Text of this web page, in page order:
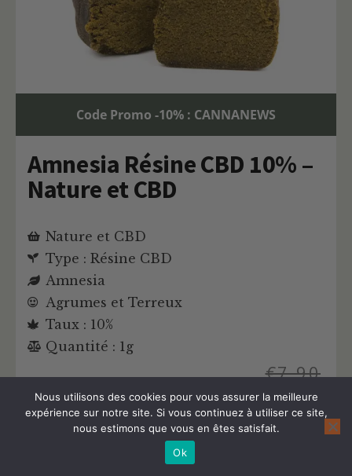
Code Promo -10% : CANNANEWS
Amnesia Résine CBD 10% –
Nature et CBD
Nature et CBD
Type : Résine CBD
Amnesia
Agrumes et Terreux
Taux : 10%
Quantité : 1g
€7,90
€7,11
Acheter ce Hash
Nous utilisons des cookies pour vous assurer la meilleure
expérience sur notre site. Si vous continuez à utiliser ce site,
nous estimons que vous en êtes satisfait.
Ok